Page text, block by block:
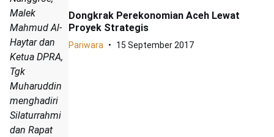
Malek
Mahmud Al-
Haytar dan
Ketua DPRA,
Tgk
Muharuddin
menghadiri
Silaturrahmi
dan Rapat
Dongkrak Perekonomian Aceh Lewat
Proyek Strategis
Pariwara 15 September 2017